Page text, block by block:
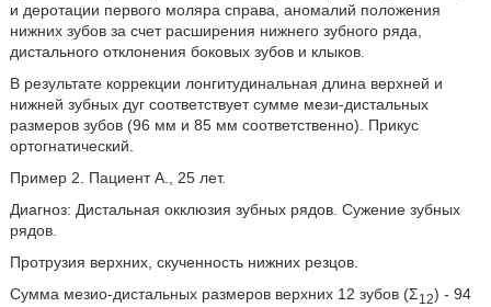
и деротации первого моляра справа, аномалий положения
нижних зубов за счет расширения нижнего зубного ряда,
дистального отклонения боковых зубов и клыков.
В результате коррекции лонгитудинальная длина верхней и
нижней зубных дуг соответствует сумме мези-дистальных
размеров зубов (96 мм и 85 мм соответственно). Прикус
ортогнатический.
Пример 2. Пациент А., 25 лет.
Диагноз: Дистальная окклюзия зубных рядов. Сужение зубных
рядов.
Протрузия верхних, скученность нижних резцов.
Сумма мезио-дистальных размеров верхних 12 зубов (Σ12) - 94